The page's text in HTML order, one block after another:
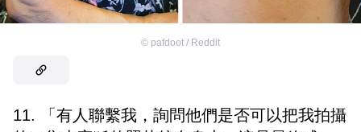
© pafdoot / Reddit
11. 「有人聯繫我，詢問他們是否可以把我拍攝